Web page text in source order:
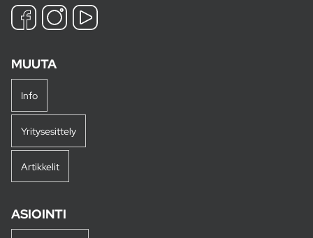
MUUTA
Info
Yritysesittely
Artikkelit
ASIOINTI